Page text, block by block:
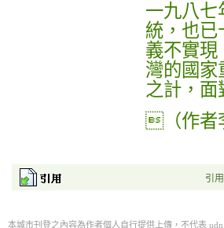
一九八七
統，也已
義不實現
灣的國家
之計，
（作者
引
本城市刊登之內容為作者個人自行提供上傳，不代表 udn